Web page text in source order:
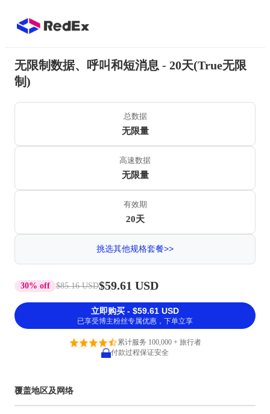
无限制数据、呼叫和短消息 - 20天(True无限
制)
总数据
无限量
高速数据
无限量
有效期
20天
挑选其他规格套餐>>
30% off $85.16 USD$59.61 USD
立即购买 - $59.61 USD
已享受博主粉丝专属优惠，下单立享
累计服务 100,000 + 旅行者
付款过程保证安全
覆盖地区及网络